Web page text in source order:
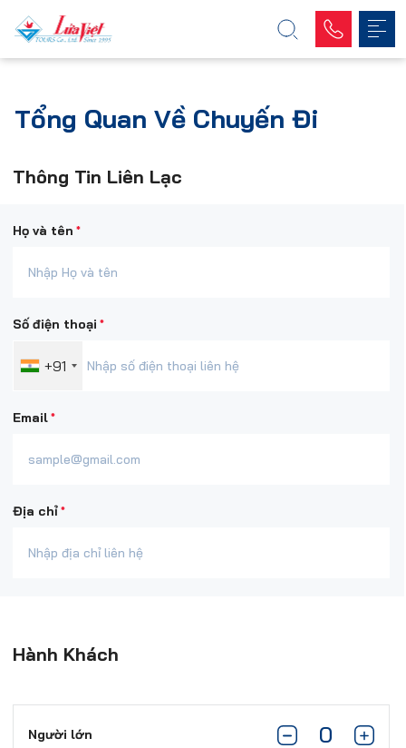
Tổng Quan Về Chuyến Đi
Thông Tin Liên Lạc
Họ và tên *
Email*
Số điện thoại *
+91
Địa chỉ*
Hành Khách
Người lớn